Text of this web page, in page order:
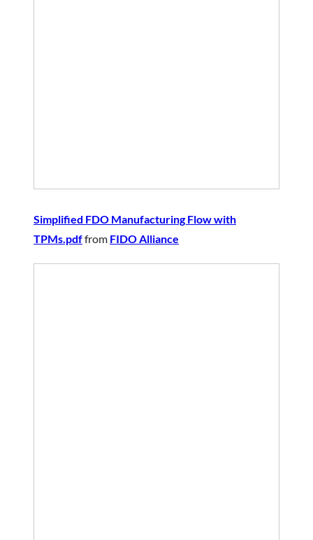
Simplified FDO Manufacturing Flow with
TPMs.pdffrom FIDO Alliance